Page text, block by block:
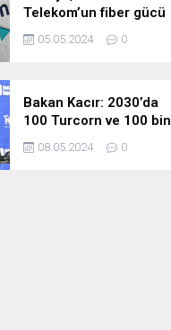
Telekom’un fiber gücü
ile yarının
teknolojilerine hazır
05.05.2024 0
Bakan Kacır: 2030’da
100 Turcorn ve 100 bin
teknoloji girişimciliği
hedefimize ulaşacağız
08.05.2024 0